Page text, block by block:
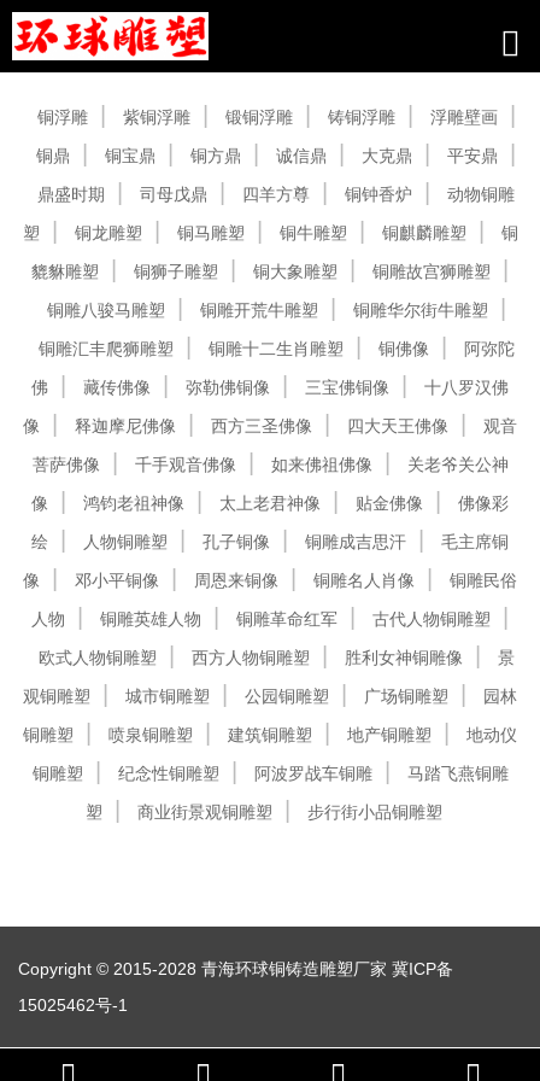
铜浮雕 紫铜浮雕 锻铜浮雕 铸铜浮雕
浮雕壁画
铜鼎
铜宝鼎 铜方鼎 诚信鼎 大克鼎
平安鼎
鼎盛时期
司母戊鼎 四羊方尊 铜钟香炉
动物铜雕
塑
铜龙雕塑 铜马雕塑 铜牛雕塑 铜麒麟雕塑
铜
貔貅雕塑
铜狮子雕塑 铜大象雕塑
铜雕故宫狮雕塑
铜雕八骏马雕塑
铜雕开荒牛雕塑
铜雕华尔街牛雕塑
铜雕汇丰爬狮雕塑
铜雕十二生肖雕塑 铜佛像
阿弥陀
佛
藏传佛像 弥勒佛铜像 三宝佛铜像
十八罗汉佛
像
释迦摩尼佛像 西方三圣佛像 四大天王佛像
观音
菩萨佛像
千手观音佛像 如来佛祖佛像
关老爷关公神
像
鸿钧老祖神像 太上老君神像 贴金佛像
佛像彩
绘
人物铜雕塑 孔子铜像 铜雕成吉思汗
毛主席铜
像
邓小平铜像 周恩来铜像 铜雕名人肖像
铜雕民俗
人物
铜雕英雄人物 铜雕革命红军
古代人物铜雕塑
欧式人物铜雕塑
西方人物铜雕塑 胜利女神铜雕像
景
观铜雕塑
城市铜雕塑 公园铜雕塑 广场铜雕塑
园林
铜雕塑
喷泉铜雕塑 建筑铜雕塑 地产铜雕塑
地动仪
铜雕塑
纪念性铜雕塑 阿波罗战车铜雕
马踏飞燕铜雕
塑
商业街景观铜雕塑 步行街小品铜雕塑
Copyright © 2015-2028 青海环球铜铸造雕塑厂家 冀ICP备
15025462号-1